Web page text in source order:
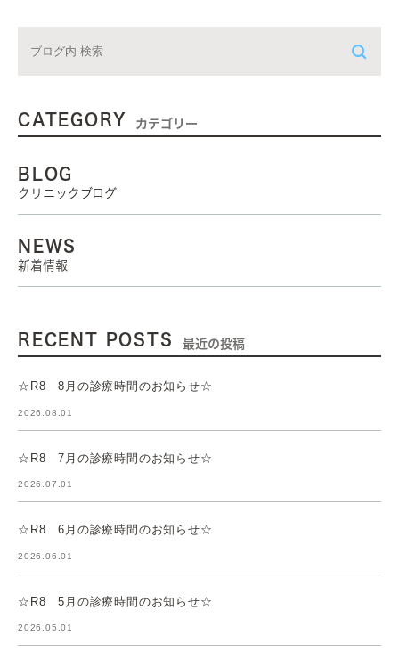
CATEGORY カテゴリー
BLOG
クリニックブログ
NEWS
新着情報
RECENT POSTS 最近の投稿
☆R8 8月の診療時間のお知らせ☆
2026.08.01
☆R8 7月の診療時間のお知らせ☆
2026.07.01
☆R8 6月の診療時間のお知らせ☆
2026.06.01
☆R8 5月の診療時間のお知らせ☆
2026.05.01